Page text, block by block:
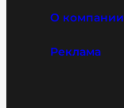
О компании
Реклама